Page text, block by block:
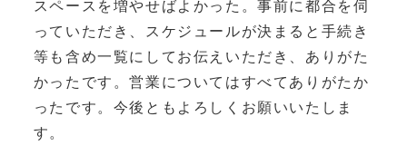
スペースを増やせばよかった。事前に都合を伺
っていただき、スケジュールが決まると手続き
等も含め一覧にしてお伝えいただき、ありがた
かったです。営業についてはすべてありがたか
ったです。今後ともよろしくお願いいたしま
す。